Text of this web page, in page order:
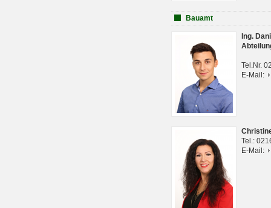
Bauamt
Ing.
Tel.Nr.
E-Mail:
Tel.:
E-Mail: